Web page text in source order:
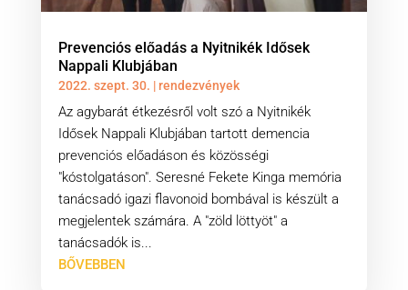
Prevenciós előadás a Nyitnikék Idősek
Nappali Klubjában
2022. szept. 30. |rendezvények
Az agybarát étkezésről volt szó a Nyitnikék
Idősek Nappali Klubjában tartott demencia
prevenciós előadáson és közösségi
"kóstolgatáson". Seresné Fekete Kinga memória
tanácsadó igazi flavonoid bombával is készült a
megjelentek számára. A "zöld löttyöt" a
tanácsadók is...
BŐVEBBEN